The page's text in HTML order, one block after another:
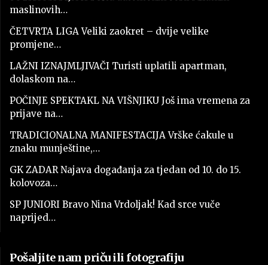
maslinovih…
ČETVRTA LIGA Veliki zaokret – dvije velike
promjene…
LAŽNI IZNAJMLJIVAČI Turisti uplatili apartman,
dolaskom na…
POČINJE SPEKTAKL NA VIŠNJIKU Još ima vremena za
prijave na…
TRADICIONALNA MANIFESTACIJA Vrške ćakule u
znaku munještine,…
GK ZADAR Najava događanja za tjedan od 10. do 15.
kolovoza…
SP JUNIORI Bravo Nina Vrdoljak! Kad srce vuče
naprijed…
Pošaljite nam priču ili fotografiju